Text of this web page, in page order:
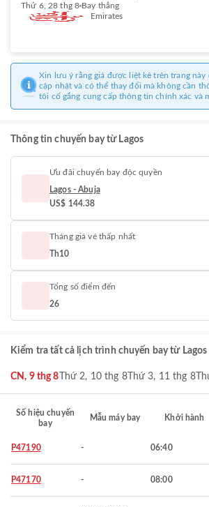
Thứ 6, 28 thg 8 Bay thẳng
Emirates
Xin lưu ý rằng giá được liệt kê trên trang
cập nhật và có thể thay đổi mà không cần
tôi cố gắng cung cấp thông tin chính xác và
Thông tin chuyến bay từ Lagos
Ưu đãi chuyến bay độc quyền
Lagos - Abuja
US$ 144.38
Tháng giá vé thấp nhất
Th10
Tổng số điểm đến
26
Kiểm tra tất cả lịch trình chuyến bay từ Lagos
CN, 9 thg 8 Thứ 2, 10 thg 8Thứ 3, 11 thg 8
Số hiệu chuyến
bay
Mẫu máy bay Khởi hành
P47190 - 06:40
P47170 - 08:00